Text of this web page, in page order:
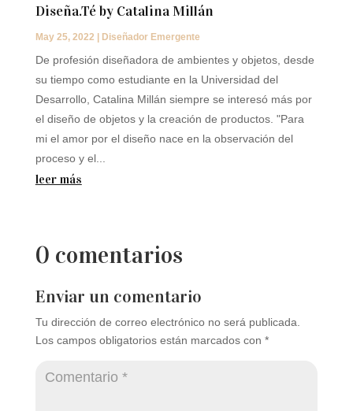
Diseña.Té by Catalina Millán
May 25, 2022 Diseñador Emergente
De profesión diseñadora de ambientes y objetos, desde
su tiempo como estudiante en la Universidad del
Desarrollo, Catalina Millán siempre se interesó más por
el diseño de objetos y la creación de productos. "Para
mi el amor por el diseño nace en la observación del
proceso y el...
leer más
0 comentarios
Enviar un comentario
Tu dirección de correo electrónico no será publicada.
Los campos obligatorios están marcados con *